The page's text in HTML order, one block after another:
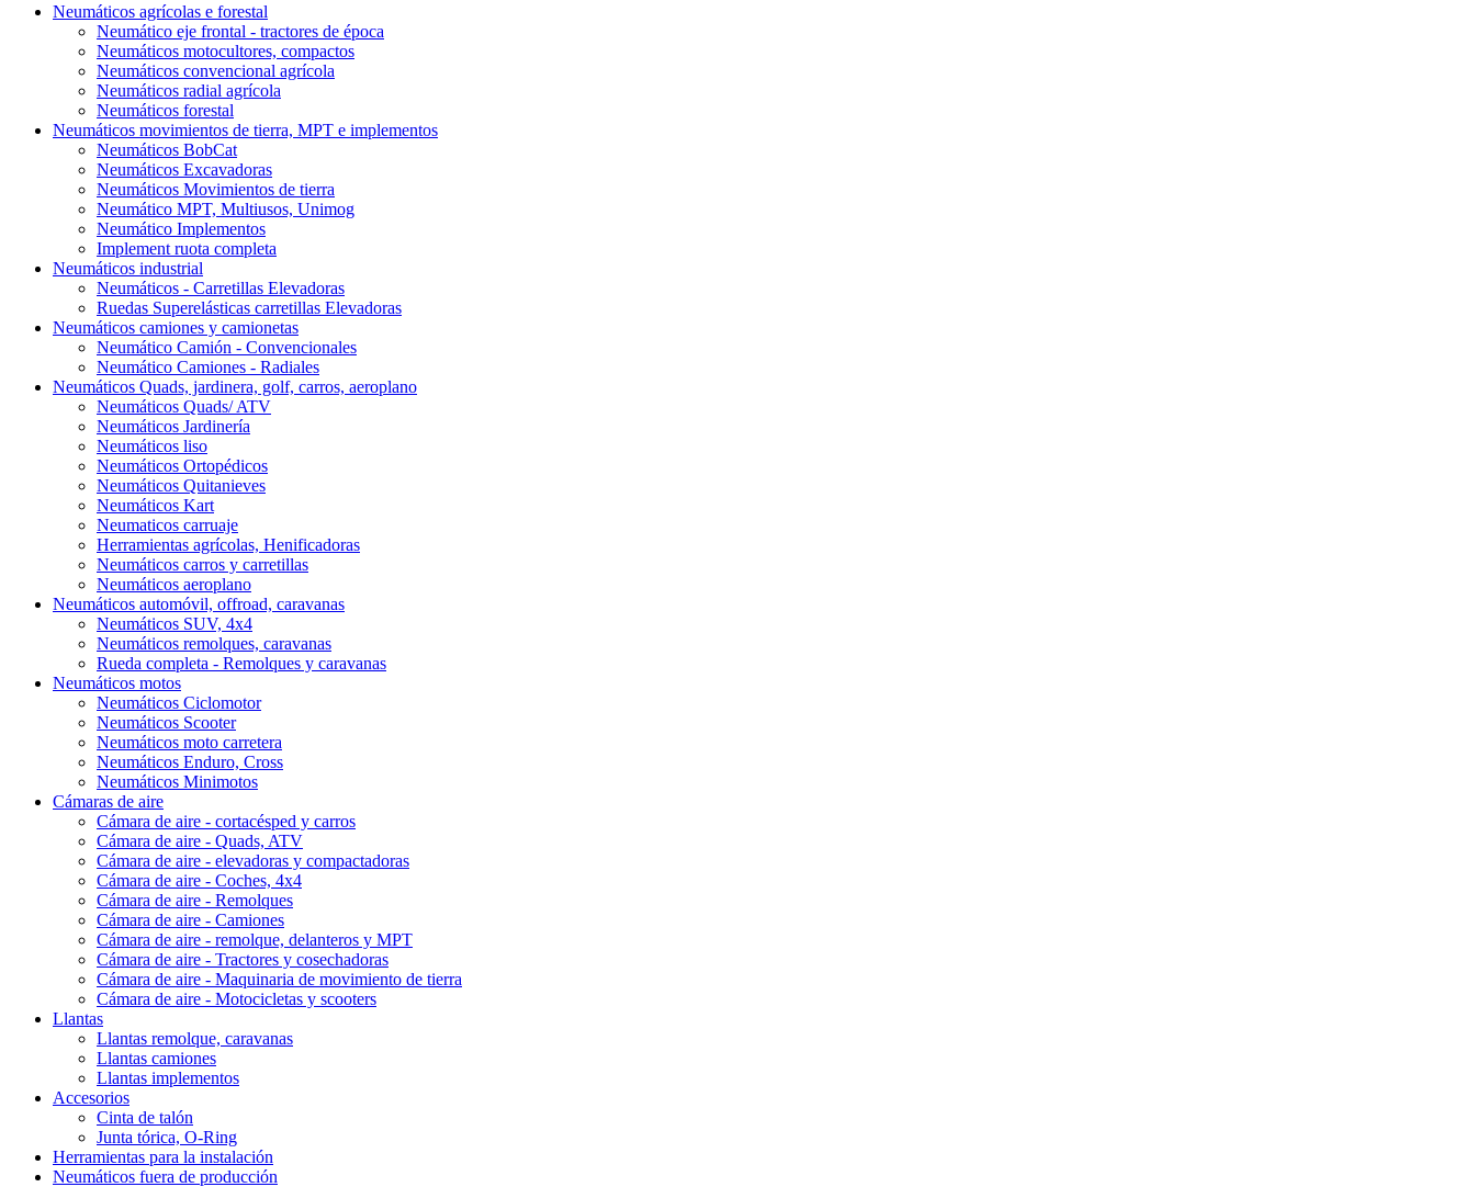
Neumáticos agrícolas e forestal
Neumático eje frontal - tractores de época
Neumáticos motocultores, compactos
Neumáticos convencional agrícola
Neumáticos radial agrícola
Neumáticos forestal
Neumáticos movimientos de tierra, MPT e implementos
Neumáticos BobCat
Neumáticos Excavadoras
Neumáticos Movimientos de tierra
Neumático MPT, Multiusos, Unimog
Neumático Implementos
Implement ruota completa
Neumáticos industrial
Neumáticos - Carretillas Elevadoras
Ruedas Superelásticas carretillas Elevadoras
Neumáticos camiones y camionetas
Neumático Camión - Convencionales
Neumático Camiones - Radiales
Neumáticos Quads, jardinera, golf, carros, aeroplano
Neumáticos Quads/ ATV
Neumáticos Jardinería
Neumáticos liso
Neumáticos Ortopédicos
Neumáticos Quitanieves
Neumáticos Kart
Neumaticos carruaje
Herramientas agrícolas, Henificadoras
Neumáticos carros y carretillas
Neumáticos aeroplano
Neumáticos automóvil, offroad, caravanas
Neumáticos SUV, 4x4
Neumáticos remolques, caravanas
Rueda completa - Remolques y caravanas
Neumáticos motos
Neumáticos Ciclomotor
Neumáticos Scooter
Neumáticos moto carretera
Neumáticos Enduro, Cross
Neumáticos Minimotos
Cámaras de aire
Cámara de aire - cortacésped y carros
Cámara de aire - Quads, ATV
Cámara de aire - elevadoras y compactadoras
Cámara de aire - Coches, 4x4
Cámara de aire - Remolques
Cámara de aire - Camiones
Cámara de aire - remolque, delanteros y MPT
Cámara de aire - Tractores y cosechadoras
Cámara de aire - Maquinaria de movimiento de tierra
Cámara de aire - Motocicletas y scooters
Llantas
Llantas remolque, caravanas
Llantas camiones
Llantas implementos
Accesorios
Cinta de talón
Junta tórica, O-Ring
Herramientas para la instalación
Neumáticos fuera de producción